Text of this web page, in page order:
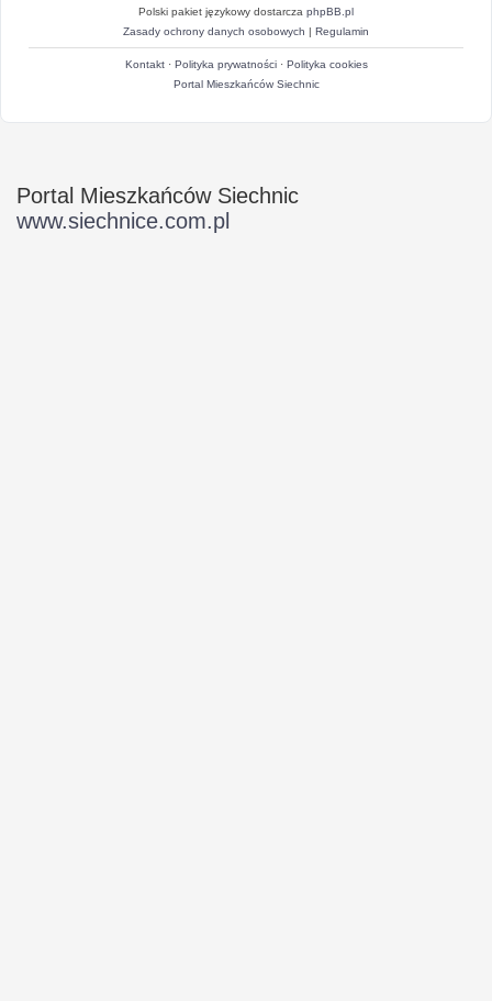
Polski pakiet językowy dostarcza phpBB.pl
Zasady ochrony danych osobowych | Regulamin
Kontakt· Polityka prywatności· Polityka cookies
Portal Mieszkańców Siechnic
Portal Mieszkańców Siechnic
www.siechnice.com.pl